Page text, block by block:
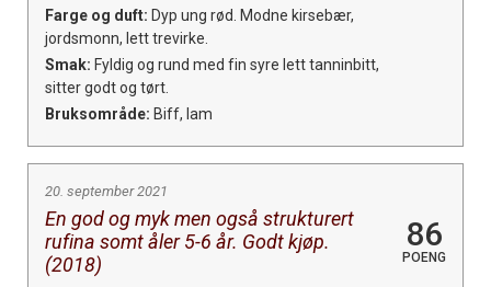
Farge og duft: Dyp ung rød. Modne kirsebær,
jordsmonn, lett trevirke.
Smak: Fyldig og rund med fin syre lett tanninbitt,
sitter godt og tørt.
Bruksområde: Biff, lam
20. september 2021
En god og myk men også strukturert
rufina somt åler 5-6 år. Godt kjøp.
(2018)
86
POENG